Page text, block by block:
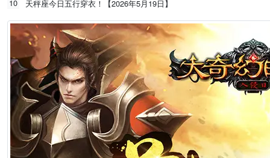
10 天秤座今日五行穿衣！【2026年5月19日】